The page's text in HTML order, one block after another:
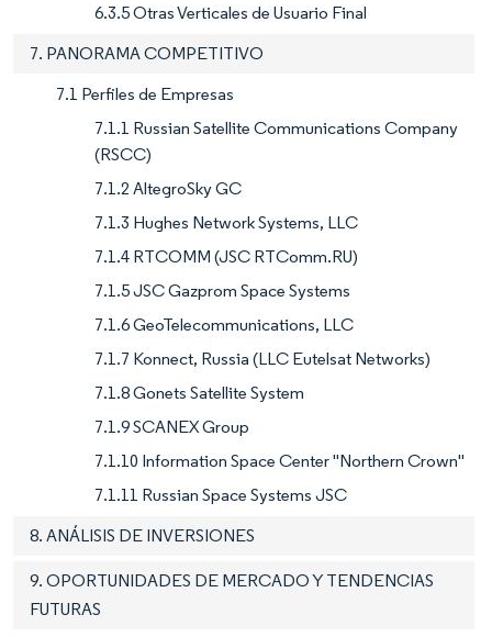
6.3.5 Otras Verticales de Usuario Final
7. PANORAMA COMPETITIVO
7.1 Perfiles de Empresas
7.1.1 Russian Satellite Communications Company
(RSCC)
7.1.2 AltegroSky GC
7.1.3 Hughes Network Systems, LLC
7.1.4 RTCOMM (JSC RTComm.RU)
7.1.5 JSC Gazprom Space Systems
7.1.6 GeoTelecommunications, LLC
7.1.7 Konnect, Russia (LLC Eutelsat Networks)
7.1.8 Gonets Satellite System
7.1.9 SCANEX Group
7.1.10 Information Space Center "Northern Crown"
7.1.11 Russian Space Systems JSC
8. ANÁLISIS DE INVERSIONES
9. OPORTUNIDADES DE MERCADO Y TENDENCIAS
FUTURAS